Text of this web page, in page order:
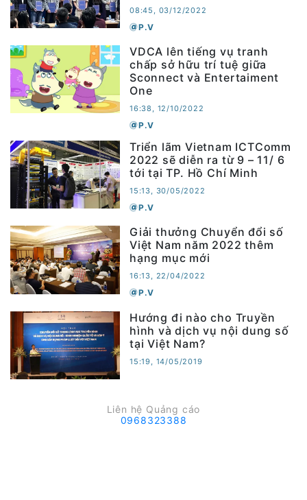
08:45, 03/12/2022
P.V
VDCA lên tiếng vụ tranh
chấp sở hữu trí tuệ giữa
Sconnect và Entertaiment
One
16:38, 12/10/2022
P.V
Triển lãm Vietnam ICTComm
2022 sẽ diễn ra từ 9 – 11/ 6
tới tại TP. Hồ Chí Minh
15:13, 30/05/2022
P.V
Giải thưởng Chuyển đổi số
Việt Nam năm 2022 thêm
hạng mục mới
16:13, 22/04/2022
P.V
Hướng đi nào cho Truyền
hình và dịch vụ nội dung số
tại Việt Nam?
15:19, 14/05/2019
Liên hệ Quảng cáo
0968323388